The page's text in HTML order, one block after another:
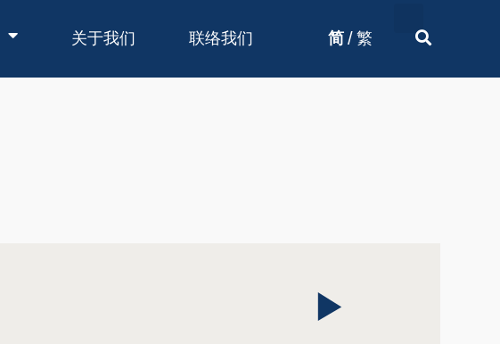
关于我们 联络我们 简 / 繁